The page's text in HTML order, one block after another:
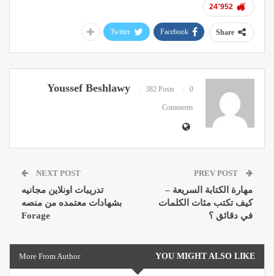
24٬952
Share
Facebook
Twitter
Youssef Beshlawy 382 Posts 0
Comments
مهارة الكتابة السريعة –
كيف تكتب مئات الكلمات
في دقائق ؟
NEXT POST
تدريبات اونلاين مجانيه
بشهادات معتمده من منصه
Forage
YOU MIGHT ALSO LIKE
More From Author